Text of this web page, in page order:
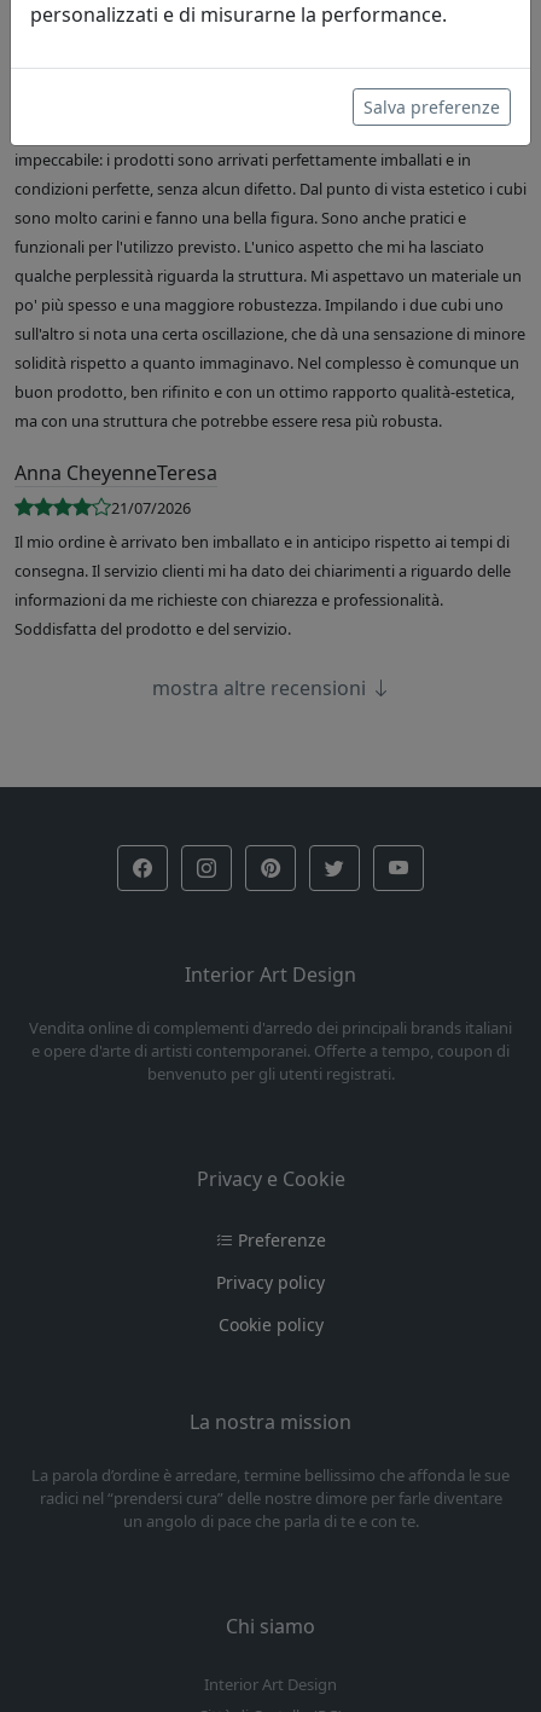
Paolo
27/07/2026
Ho acquistato due cubi da terra della linea Clio (catalogo IPlex) e, nel
complesso, sono soddisfatto dell'acquisto. La spedizione è stata
impeccabile: i prodotti sono arrivati perfettamente imballati e in
condizioni perfette, senza alcun difetto. Dal punto di vista estetico i cubi
sono molto carini e fanno una bella figura. Sono anche pratici e
funzionali per l'utilizzo previsto. L'unico aspetto che mi ha lasciato
qualche perplessità riguarda la struttura. Mi aspettavo un materiale un
po' più spesso e una maggiore robustezza. Impilando i due cubi uno
sull'altro si nota una certa oscillazione, che dà una sensazione di minore
solidità rispetto a quanto immaginavo. Nel complesso è comunque un
buon prodotto, ben rifinito e con un ottimo rapporto qualità-estetica,
ma con una struttura che potrebbe essere resa più robusta.
Anna CheyenneTeresa
21/07/2026
Il mio ordine è arrivato ben imballato e in anticipo rispetto ai tempi di
consegna. Il servizio clienti mi ha dato dei chiarimenti a riguardo delle
informazioni da me richieste con chiarezza e professionalità.
Soddisfatta del prodotto e del servizio.
mostra altre recensioni
personalizzati e di misurarne la performance.
Salva preferenze
Interior Art Design
Vendita online di complementi d'arredo dei principali brands italiani
e opere d'arte di artisti contemporanei. Offerte a tempo, coupon di
benvenuto per gli utenti registrati.
Privacy e Cookie
Preferenze
Privacy policy
Cookie policy
La nostra mission
La parola d’ordine è arredare, termine bellissimo che affonda le sue
radici nel “prendersi cura” delle nostre dimore per farle diventare
un angolo di pace che parla di te e con te.
Chi siamo
Interior Art Design